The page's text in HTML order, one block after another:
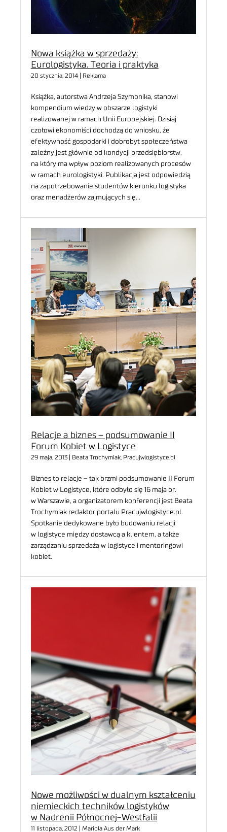
Nowa książka w sprzedaży:
Eurologistyka. Teoria i praktyka
20 stycznia, 2014 | Reklama
Książka, autorstwa Andrzeja Szymonika, stanowi
kompendium wiedzy w obszarze logistyki
realizowanej w ramach Unii Europejskiej. Dzisiaj
czołowi ekonomiści dochodzą do wniosku, że
efektywność gospodarki i dobrobyt społeczeństwa
zależny jest głównie od kondycji przedsiębiorstw,
na który ma wpływ poziom realizowanych procesów
w ramach eurologistyki. Publikacja jest odpowiedzią
na zapotrzebowanie studentów kierunku logistyka
oraz menadżerów zajmujących się…
Relacje a biznes – podsumowanie II
Forum Kobiet w Logistyce
29 maja, 2013 | Beata Trochymiak, Pracujwlogistyce.pl
Biznes to relacje – tak brzmi podsumowanie II Forum
Kobiet w Logistyce, które odbyło się 16 maja br.
w Warszawie, a organizatorem konferencji jest Beata
Trochymiak redaktor portalu Pracujwlogistyce.pl.
Spotkanie dedykowane było budowaniu relacji
w logistyce między dostawcą a klientem, a także
zarządzaniu sprzedażą w logistyce i mentoringowi
kobiet.
Nowe możliwości w dualnym kształceniu
niemieckich techników logistyków
w Nadrenii Północnej-Westfalii
11 listopada, 2012 | Mariola Aus der Mark